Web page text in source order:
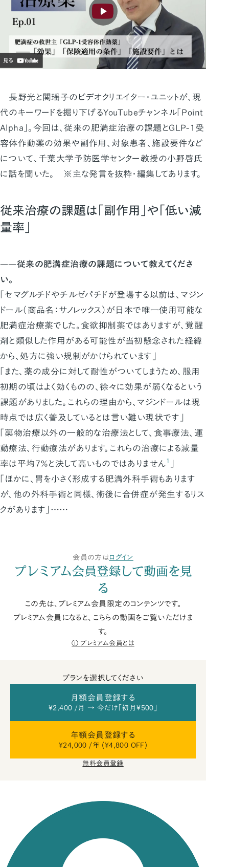
長野光と関瑶子のビデオクリエイター・ユニットが、現
代のキーワードを掘り下げるYouTubeチャンネル「Point
Alpha」。今回は、従来の肥満症治療の課題とGLP-1受
容体作動薬の効果や副作用、対象患者、施設要件など
について、千葉大学予防医学センター教授の小野啓氏
に話を聞いた。 ※主な発言を抜粋・編集してあります。
従来治療の課題は「副作用」や「低い減
量率」
——従来の肥満症治療の課題について教えてくださ
い。
「セマグルチドやチルゼパチドが登場する以前は、マジン
ドール（商品名：サノレックス）が日本で唯一使用可能な
肥満症治療薬でした。食欲抑制薬ではありますが、覚醒
剤と類似した作用がある可能性が当初懸念された経緯
から、処方に強い規制がかけられています」
「また、薬の成分に対して耐性がついてしまうため、服用
初期の頃はよく効くものの、徐々に効果が弱くなるという
課題がありました。これらの理由から、マジンドールは現
時点では広く普及しているとは言い難い現状です」
「薬物治療以外の一般的な治療法として、食事療法、運
動療法、行動療法があります。これらの治療による減量
率は平均7％と決して高いものではありません1
「ほかに、胃を小さく形成する肥満外科手術もあります
が、他の外科手術と同様、術後に合併症が発生するリス
クがあります」……
会員の方はログイン
プレミアム会員登録して動画を見
る
この先は、プレミアム会員限定のコンテンツです。
プレミアム会員になると、こちらの動画をご覧いただけま
す。
プレミアム会員とは
プランを選択してください
月額会員登録する
¥2,400 /月 → 今だけ「初月¥500」
年額会員登録する
¥24,000 /年 (¥4,800 OFF)
無料会員登録